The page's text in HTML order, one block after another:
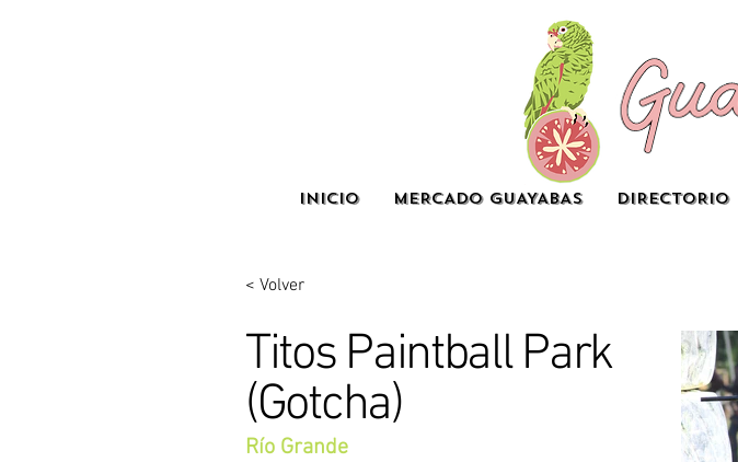
INICIO MERCADO GUAYABAS DIRECTORIO
< Volver
Titos Paintball Park
(Gotcha)
Río Grande